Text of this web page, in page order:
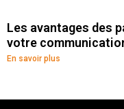
Les avantages des
votre
En savoir plus